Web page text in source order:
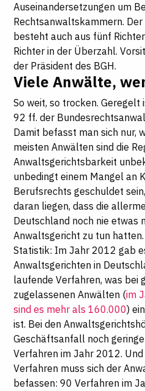
Auseinandersetzungen um
Rechtsanwaltskammern.
besteht auch aus fünf
Richter in der Überzahl.
der Präsident des BGH.
Viele Anwälte,
So weit, so trocken. Geregelt
92 ff. der
Damit befasst man sich nur,
meisten Anwälten sind die
Anwaltsgerichtsbarkeit
unbedingt einem Mangel an
Berufsrechts geschuldet
daran liegen, dass die
Deutschland noch nie etwas
Anwaltsgericht zu tun
Statistik: Im Jahr 2012 gab
Anwaltsgerichten in
laufende Verfahren, was bei
zugelassenen Anwälten (im
sind es mehr als 160.000)
ist. Bei den
Geschäftsanfall noch
Verfahren im Jahr 2012.
Verfahren muss sich der
befassen: 90 Verfahren im